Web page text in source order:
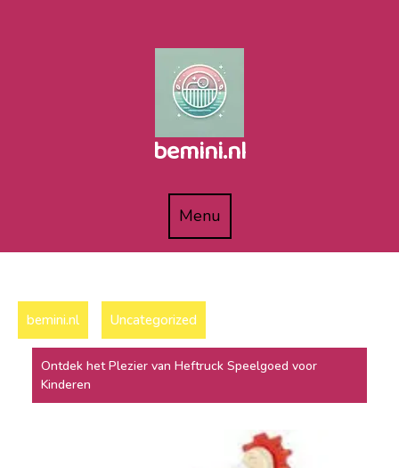
bemini.nl
MenuMenu
bemini.nl Uncategorized
Ontdek het Plezier van Heftruck Speelgoed voor
Kinderen